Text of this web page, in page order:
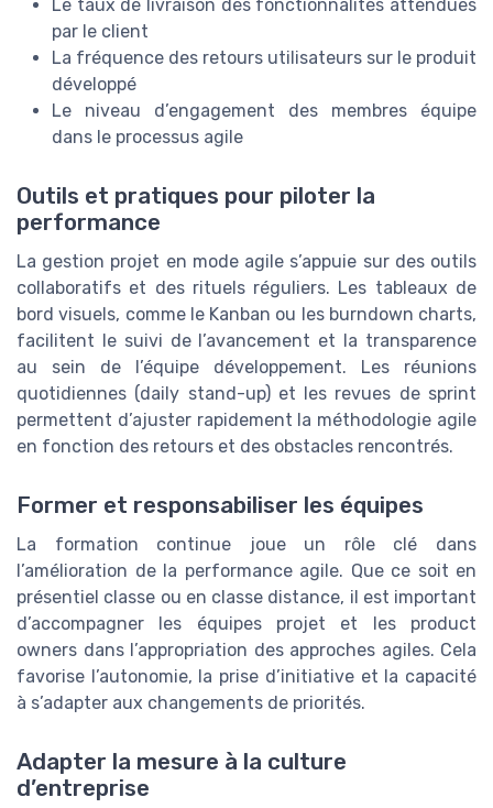
Le taux de livraison des fonctionnalités attendues
par le client
La fréquence des retours utilisateurs sur le produit
développé
Le niveau d’engagement des membres équipe
dans le processus agile
Outils et pratiques pour piloter la
performance
La gestion projet en mode agile s’appuie sur des outils
collaboratifs et des rituels réguliers. Les tableaux de
bord visuels, comme le Kanban ou les burndown charts,
facilitent le suivi de l’avancement et la transparence
au sein de l’équipe développement. Les réunions
quotidiennes (daily stand-up) et les revues de sprint
permettent d’ajuster rapidement la méthodologie agile
en fonction des retours et des obstacles rencontrés.
Former et responsabiliser les équipes
La formation continue joue un rôle clé dans
l’amélioration de la performance agile. Que ce soit en
présentiel classe ou en classe distance, il est important
d’accompagner les équipes projet et les product
owners dans l’appropriation des approches agiles. Cela
favorise l’autonomie, la prise d’initiative et la capacité
à s’adapter aux changements de priorités.
Adapter la mesure à la culture
d’entreprise